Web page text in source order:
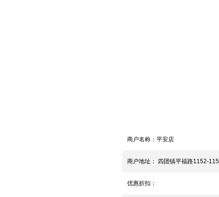
商户名称： 平安店
商户地址： 四团镇平福路1152-
优惠折扣：